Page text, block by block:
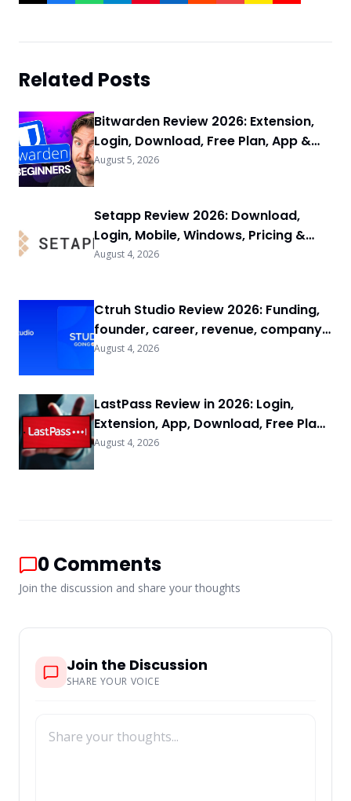
Related Posts
Bitwarden Review 2026: Extension,
Login, Download, Free Plan, App &
FAQs
August 5, 2026
Setapp Review 2026: Download,
Login, Mobile, Windows, Pricing &
FAQs
August 4, 2026
Ctruh Studio Review 2026: Funding,
founder, career, revenue, company
background & FAQs
August 4, 2026
LastPass Review in 2026: Login,
Extension, App, Download, Free Plan
& FAQs
August 4, 2026
0Comments
Join the discussion and share your thoughts
Join the Discussion
SHARE YOUR VOICE